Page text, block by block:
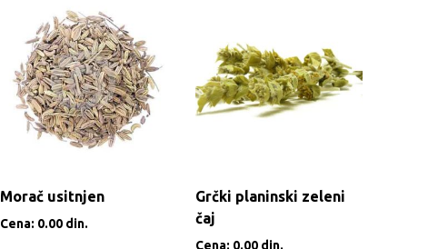
Morač usitnjen
Cena: 0.00 din.
Grčki planinski zeleni
čaj
Cena: 0.00 din.